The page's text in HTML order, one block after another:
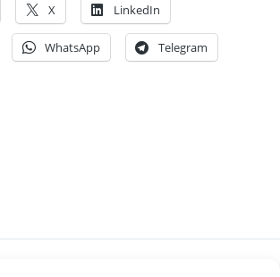
X LinkedIn
WhatsApp Telegram